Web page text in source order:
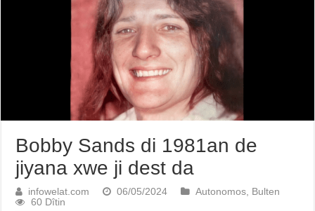
Bobby Sands di 1981an de
jiyana xwe ji dest da
infowelat.com 06/05/2024 Autonomos, Bulten
60 Dîtin